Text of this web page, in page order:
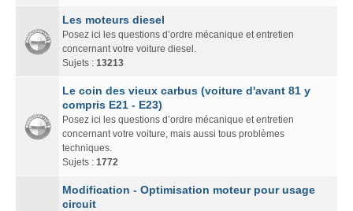
Les moteurs diesel
Posez ici les questions d’ordre mécanique et entretien
concernant votre voiture diesel.
Sujets : 13213
Le coin des vieux carbus (voiture d'avant 81 y
compris E21 - E23)
Posez ici les questions d’ordre mécanique et entretien
concernant votre voiture, mais aussi tous problèmes
techniques.
Sujets : 1772
Modification - Optimisation moteur pour usage
circuit